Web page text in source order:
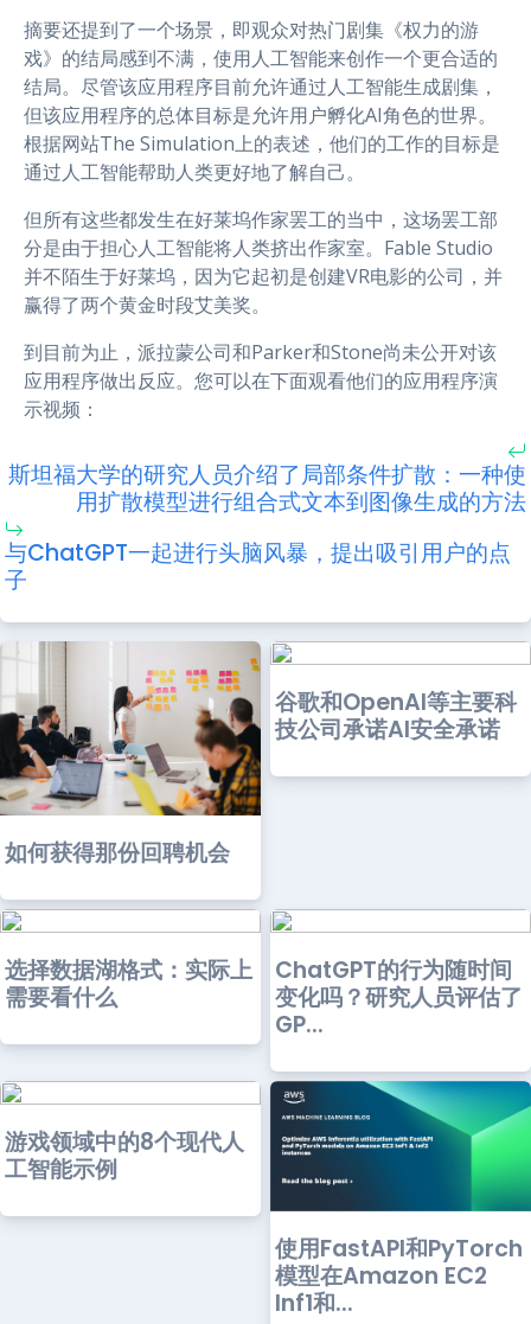
摘要还提到了一个场景，即观众对热门剧集《权力的游
戏》的结局感到不满，使用人工智能来创作一个更合适的
结局。尽管该应用程序目前允许通过人工智能生成剧集，
但该应用程序的总体目标是允许用户孵化AI角色的世界。
根据网站The Simulation上的表述，他们的工作的目标是
通过人工智能帮助人类更好地了解自己。
但所有这些都发生在好莱坞作家罢工的当中，这场罢工部
分是由于担心人工智能将人类挤出作家室。Fable Studio
并不陌生于好莱坞，因为它起初是创建VR电影的公司，并
赢得了两个黄金时段艾美奖。
到目前为止，派拉蒙公司和Parker和Stone尚未公开对该
应用程序做出反应。您可以在下面观看他们的应用程序演
示视频：
斯坦福大学的研究人员介绍了局部条件扩散：一种使
用扩散模型进行组合式文本到图像生成的方法
与ChatGPT一起进行头脑风暴，提出吸引用户的点
子
如何获得那份回聘机会
谷歌和OpenAI等主要科
技公司承诺AI安全承诺
选择数据湖格式：实际上
需要看什么
ChatGPT的行为随时间
变化吗？研究人员评估了
GP...
游戏领域中的8个现代人
工智能示例
使用FastAPI和PyTorch
模型在Amazon EC2
Inf1和...